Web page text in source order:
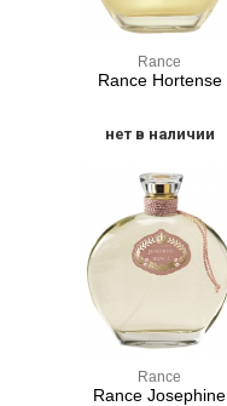
Rance
Rance Hortense
нет в наличии
Rance
Rance Josephine